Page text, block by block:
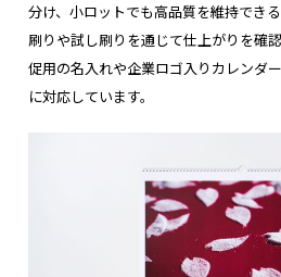
分け、小ロットでも高品質を維持でき
刷りや試し刷りを通じて仕上がりを確
促用の名入れや企業ロゴ入りカレンダ
に対応しています。